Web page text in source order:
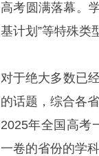
高考圆满落幕。
基计划”等特殊类
对于绝大多数已
的话题，综合各
2025年全国高考
一卷的省份的学